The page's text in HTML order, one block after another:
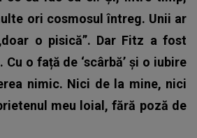
ori cosmosul întreg. Unii ar
o pisică”. Dar Fitz a fost
o față de ‘scârbă’ și o iubire
nimic. Nici de la mine, nici
meu loial, fără poză de